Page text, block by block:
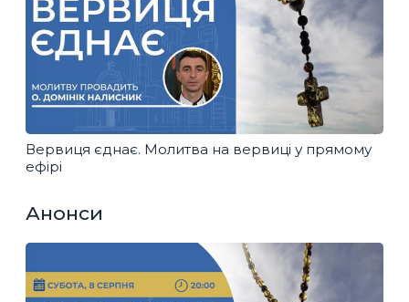
Вервиця єднає. Молитва на вервиці у прямому
ефірі
Анонси